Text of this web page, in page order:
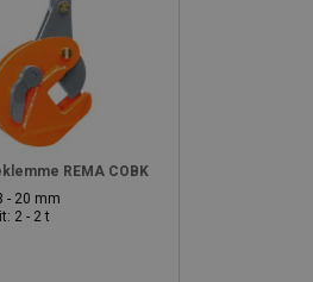
REMA COBK
- 20 mm
2 - 2 t